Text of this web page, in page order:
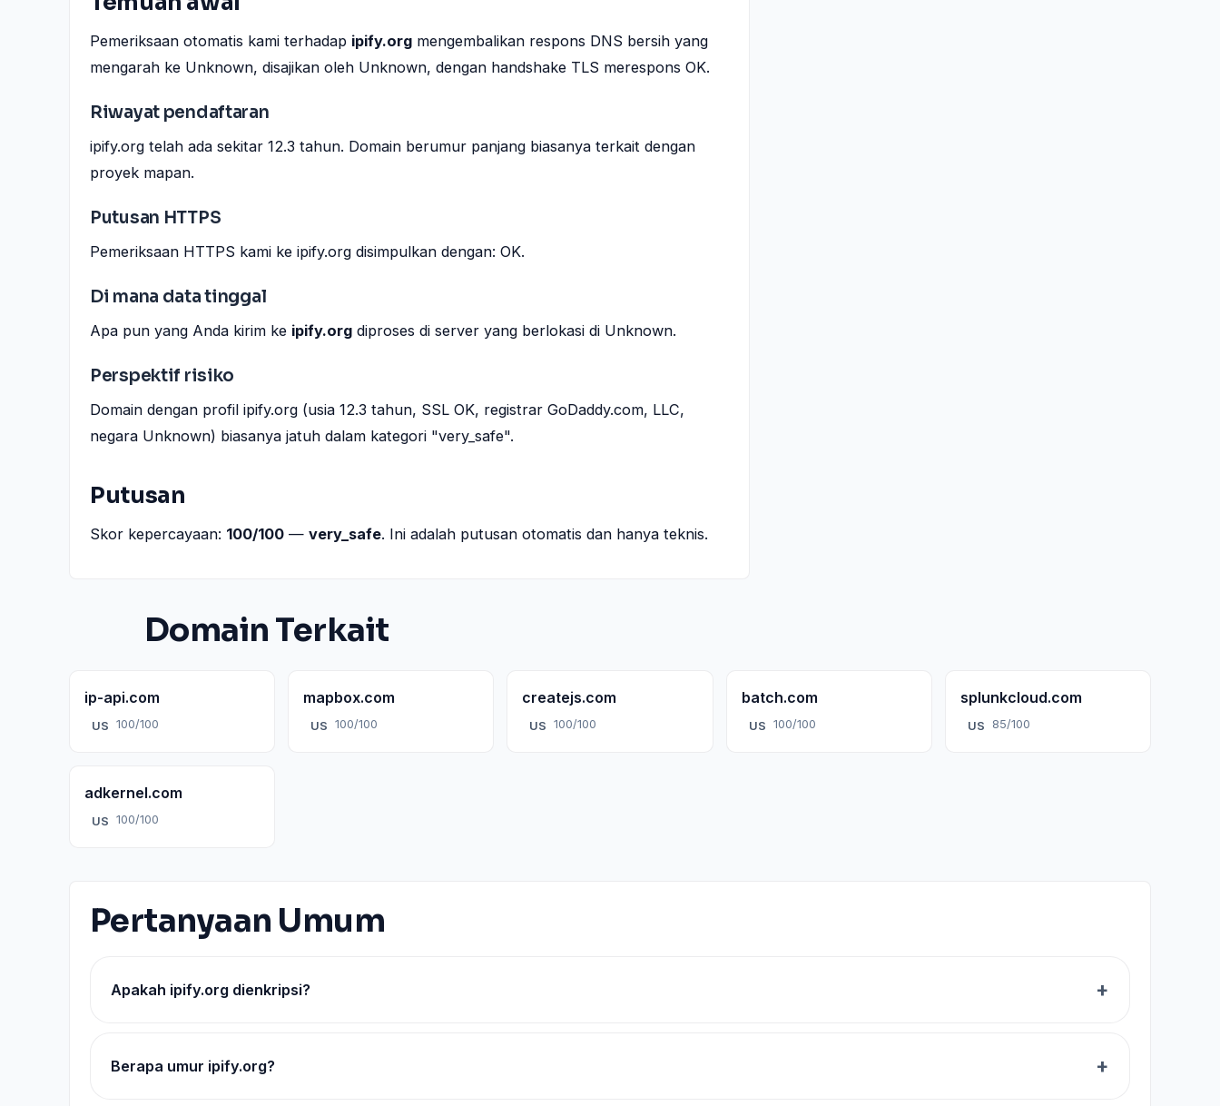
Pemeriksaan otomatis kami terhadap ipify.org mengembalikan respons DNS bersih yang
mengarah ke Unknown, disajikan oleh Unknown, dengan handshake TLS merespons OK.
Riwayat pendaftaran
ipify.org telah ada sekitar 12.3 tahun. Domain berumur panjang biasanya terkait dengan
proyek mapan.
Putusan HTTPS
Pemeriksaan HTTPS kami ke ipify.org disimpulkan dengan: OK.
Di mana data tinggal
Apa pun yang Anda kirim ke ipify.org diproses di server yang berlokasi di Unknown.
Perspektif risiko
Domain dengan profil ipify.org (usia 12.3 tahun, SSL OK, registrar GoDaddy.com, LLC,
negara Unknown) biasanya jatuh dalam kategori "very_safe".
Putusan
Skor kepercayaan: 100/100 — very_safe. Ini adalah putusan otomatis dan hanya teknis.
Domain Terkait
ip-api.com
US 100/100
mapbox.com
US 100/100
createjs.com
US 100/100
batch.com
US 100/100
splunkcloud.com
US 85/100
adkernel.com
US 100/100
Pertanyaan Umum
Apakah ipify.org dienkripsi?
Berapa umur ipify.org?